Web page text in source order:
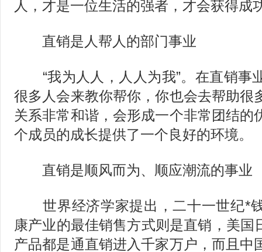
人，才是一位生活的强者，才会获得成
直销是人帮人的部门事业
“我为人人，人人为我”。在直销事
很多人会来教你帮你，你也会去帮助很
关系非常和谐，会形成一个非常团结的
个成员的成长提供了一个良好的环境。
直销是顺风而为、顺应潮流的事业
世界经济学家提出，二十一世纪*
康产业的最佳销售方式则是直销，美国
产品都是通直销进入千家万户，而且中